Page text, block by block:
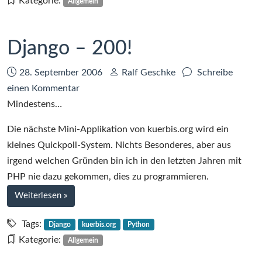
Django – 200!
Datum:
28. September 2006 Autor:
Ralf Geschke
Schreibe
einen Kommentarzu
200!
Mindestens…
Die nächste Mini-Applikation von kuerbis.org wird ein
kleines Quickpoll-System. Nichts Besonderes, aber aus
irgend welchen Gründen bin ich in den letzten Jahren mit
PHP nie dazu gekommen, dies zu programmieren.
Weiterlesen bei
Django
–
200!
»
Tags: Django kuerbis.org Python
Kategorie: Allgemein